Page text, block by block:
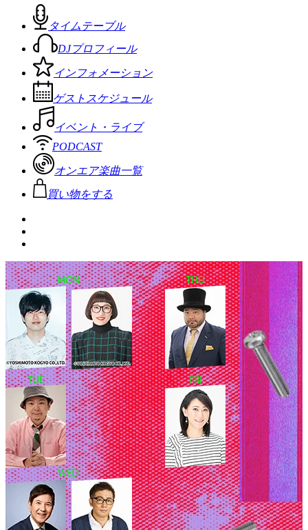
タイムテーブル
DJプロフィール
インフォメーション
ゲストスケジュール
イベント・ライブ
PODCAST
オンエア楽曲一覧
買い物をする